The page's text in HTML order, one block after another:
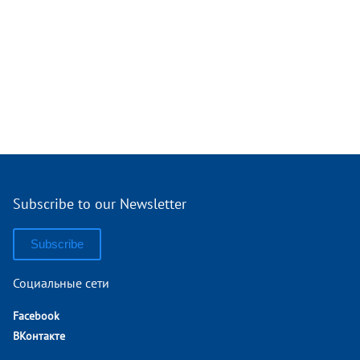
Subscribe to our Newsletter
Subscribe
Социальные сети
Facebook
ВКонтакте